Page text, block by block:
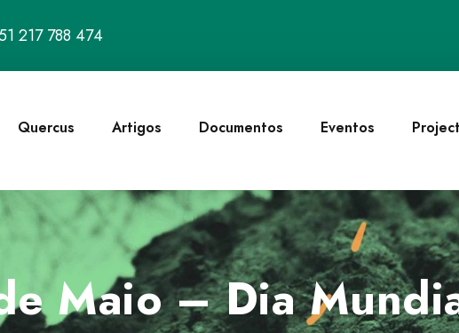
217 788 474
Quercus Artigos Documentos Eventos
Maio – Dia